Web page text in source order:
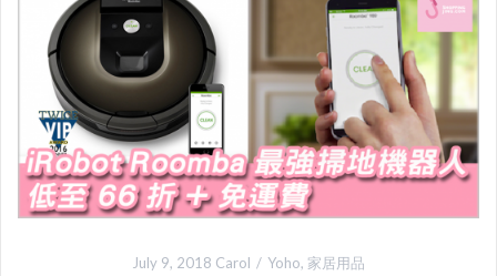
July 9, 2018 Carol Yoho, 家居用品